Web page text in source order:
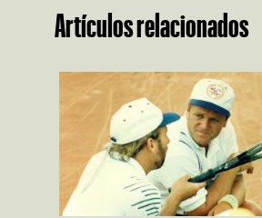
Artículos relacionados